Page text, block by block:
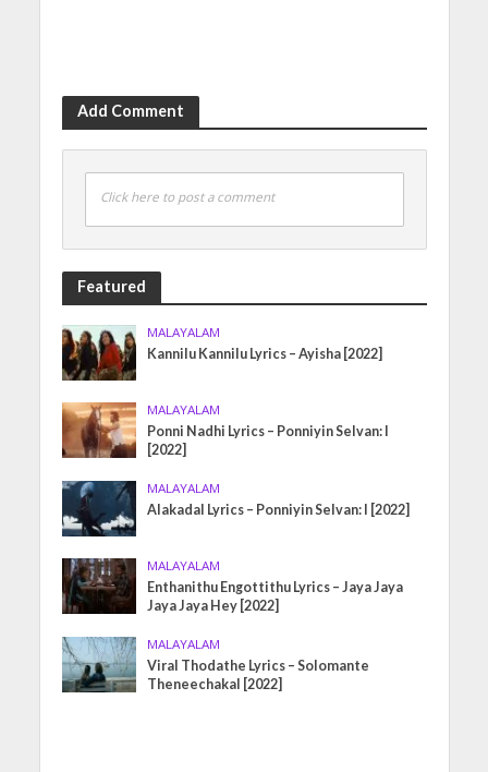
Add Comment
Click here to post a comment
Featured
MALAYALAM
Kannilu Kannilu Lyrics – Ayisha [2022]
MALAYALAM
Ponni Nadhi Lyrics – Ponniyin Selvan: I
[2022]
MALAYALAM
Alakadal Lyrics – Ponniyin Selvan: I [2022]
MALAYALAM
Enthanithu Engottithu Lyrics – Jaya Jaya
Jaya Jaya Hey [2022]
MALAYALAM
Viral Thodathe Lyrics – Solomante
Theneechakal [2022]